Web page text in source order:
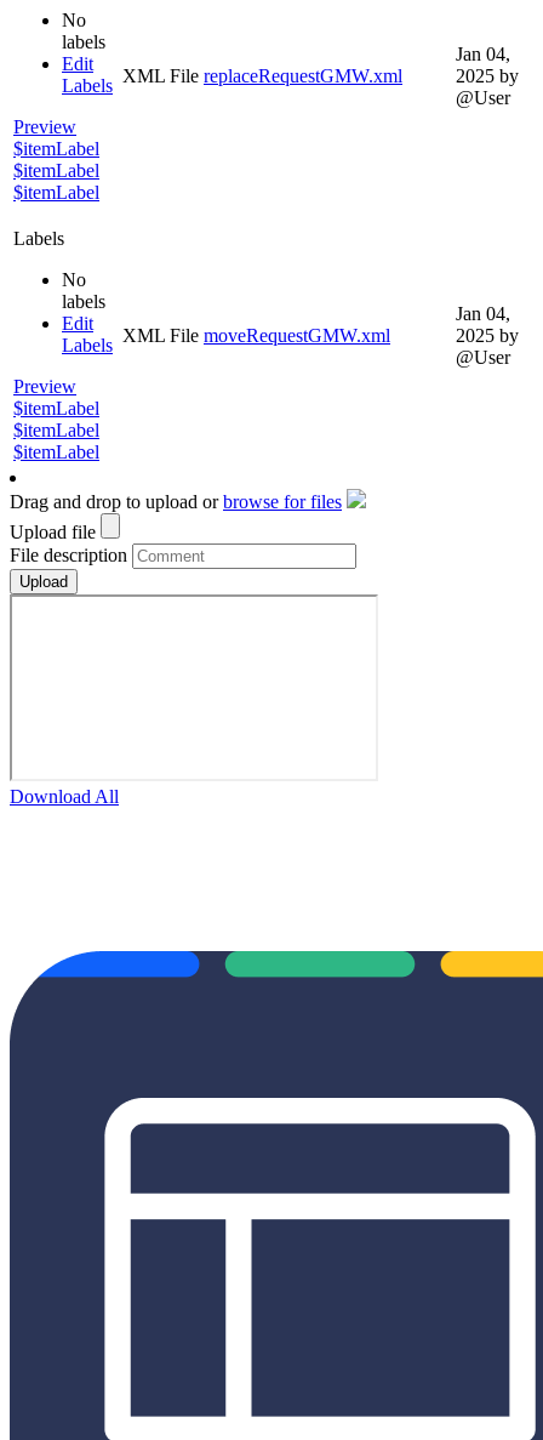
No
labels
Edit
Labels
Preview
$itemLabel
$itemLabel
$itemLabel
XML File replaceRequestGMW.xml
Jan 04,
2025 by
@User
Labels
No
labels
Edit
Labels
Preview
$itemLabel
$itemLabel
$itemLabel
XML File moveRequestGMW.xml
Jan 04,
2025 by
@User
Drag and drop to upload orbrowse for files
Upload file
File description
Download All